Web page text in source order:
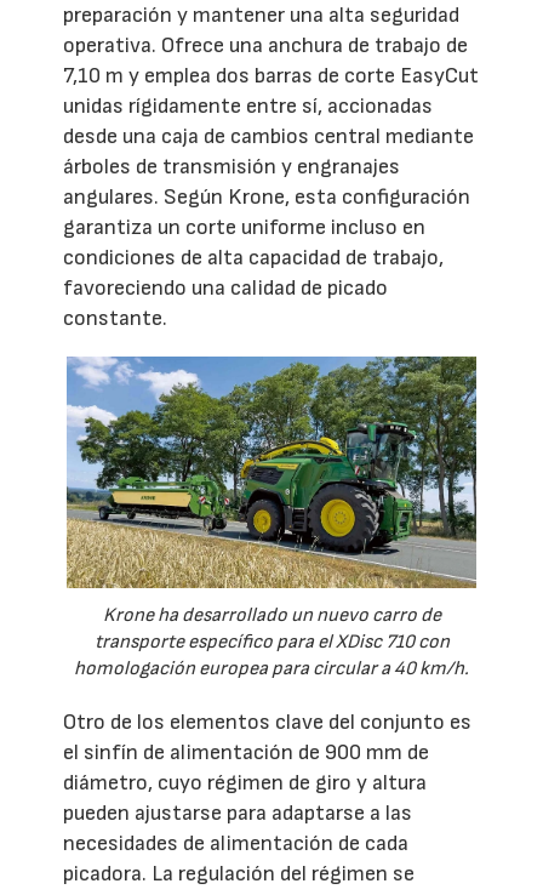
preparación y mantener una alta seguridad
operativa. Ofrece una anchura de trabajo de
7,10 m y emplea dos barras de corte EasyCut
unidas rígidamente entre sí, accionadas
desde una caja de cambios central mediante
árboles de transmisión y engranajes
angulares. Según Krone, esta configuración
garantiza un corte uniforme incluso en
condiciones de alta capacidad de trabajo,
favoreciendo una calidad de picado
constante.
Krone ha desarrollado un nuevo carro de
transporte específico para el XDisc 710 con
homologación europea para circular a 40 km/h.
Otro de los elementos clave del conjunto es
el sinfín de alimentación de 900 mm de
diámetro, cuyo régimen de giro y altura
pueden ajustarse para adaptarse a las
necesidades de alimentación de cada
picadora. La regulación del régimen se